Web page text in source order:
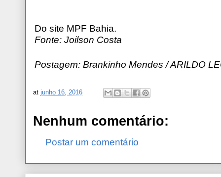
Do site MPF Bahia.
Fonte: Joilson Costa
Postagem: Brankinho Mendes / ARILDO
at junho 16, 2016
Nenhum comentário:
Postar um comentário